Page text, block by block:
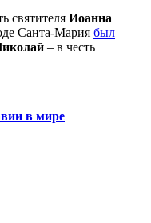
святителя Иоанна
Санта-Мария был
– в честь
в мире